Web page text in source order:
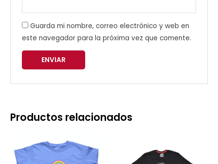
Guarda mi nombre, correo electrónico y web en
este navegador para la próxima vez que comente.
Productos relacionados